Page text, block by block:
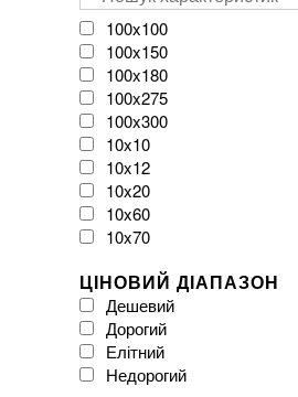
Velloza
Vitacer
Vivacer
WOW
Zeus Ceramica
iKeramix
100x100
100x150
100x180
100x275
100x300
10x10
10x12
10x20
10x60
10x70
120x120
120x20
120x240
120x260
120x270
ЦІНОВИЙ ДІАПАЗОН
Дешевий
Дорогий
Елітний
Недорогий